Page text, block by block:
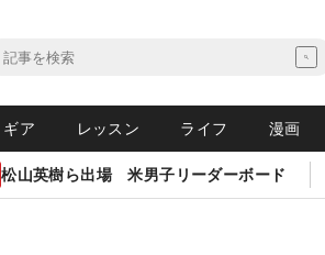
ギア レッスン ライフ 漫画
松山英樹ら出場 米男子リーダーボード